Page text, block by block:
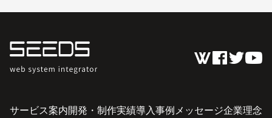
サービス案内開発・制作実績導入事例メッセージ企業理念